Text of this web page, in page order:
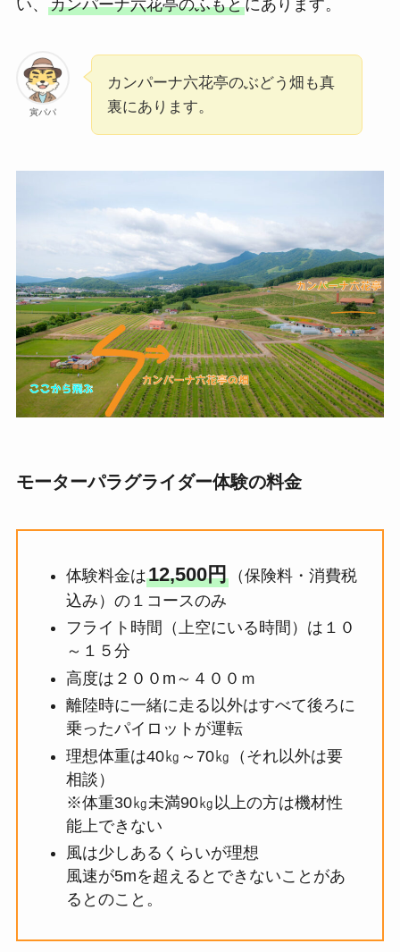
い、 カンパーナ六花亭のふもとにあります。
寅パパ
カンパーナ六花亭のぶどう畑も真
裏にあります。
モーターパラグライダー体験の料金
体験料金は12,500円（保険料・消費税
込み）の１コースのみ
フライト時間（上空にいる時間）は１０
～１５分
高度は２００m～４００ｍ
離陸時に一緒に走る以外はすべて後ろに
乗ったパイロットが運転
理想体重は40㎏～70㎏（それ以外は要
相談）
※体重30㎏未満90㎏以上の方は機材性
能上できない
風は少しあるくらいが理想
風速が5mを超えるとできないことがあ
るとのこと。